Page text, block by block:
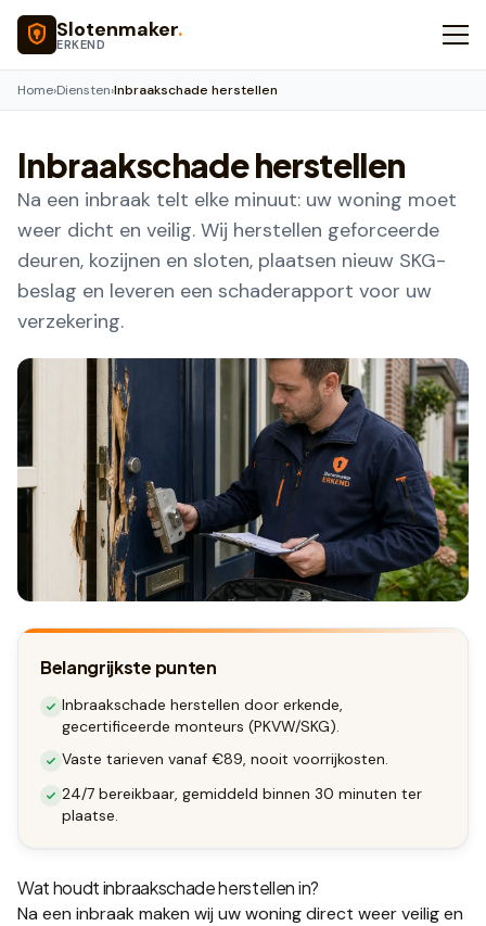
Naar hoofdinhoud
Slotenmaker.
ERKEND
Home›Diensten›Inbraakschade herstellen
Inbraakschade herstellen
Na een inbraak telt elke minuut: uw woning moet
weer dicht en veilig. Wij herstellen geforceerde
deuren, kozijnen en sloten, plaatsen nieuw SKG-
beslag en leveren een schaderapport voor uw
verzekering.
Belangrijkste punten
Inbraakschade herstellen door erkende,
gecertificeerde monteurs (PKVW/SKG).
Vaste tarieven vanaf €89, nooit voorrijkosten.
24/7 bereikbaar, gemiddeld binnen 30 minuten ter
plaatse.
Wat houdtinbraakschade herstellenin?
Na een inbraak maken wij uw woning direct weer veilig en